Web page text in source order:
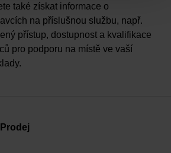
také získat informace o
na příslušnou službu, např.
přístup, dostupnost a kvalifikace
pro podporu na místě ve vaší